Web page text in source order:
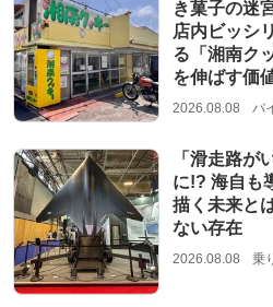
き菓子の迷
店内ビッシ
る「湘南ク
を伸ばす価
2026.08.08 バ
「滑走路が
に!? 海自も
描く未来と
ない存在
2026.08.08 乗